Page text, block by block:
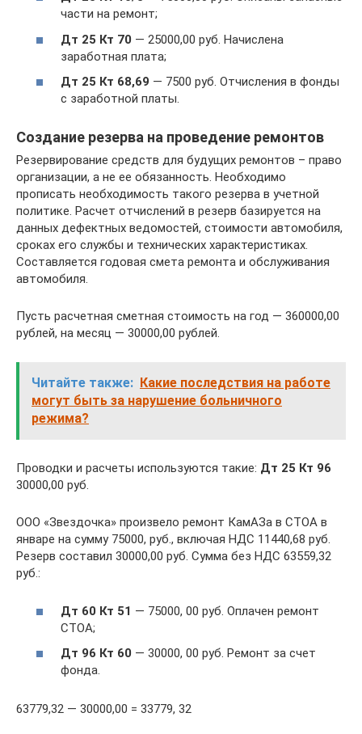
части на ремонт;
Дт 25 Кт 70 — 25000,00 руб. Начислена
заработная плата;
Дт 25 Кт 68,69 — 7500 руб. Отчисления в фонды
с заработной платы.
Создание резерва на проведение ремонтов
Резервирование средств для будущих ремонтов – право
организации, а не ее обязанность. Необходимо
прописать необходимость такого резерва в учетной
политике. Расчет отчислений в резерв базируется на
данных дефектных ведомостей, стоимости автомобиля,
сроках его службы и технических характеристиках.
Составляется годовая смета ремонта и обслуживания
автомобиля.
Пусть расчетная сметная стоимость на год — 360000,00
рублей, на месяц — 30000,00 рублей.
Читайте также: Какие последствия на работе
могут быть за нарушение больничного
режима?
Проводки и расчеты используются такие: Дт 25 Кт 96
30000,00 руб.
ООО «Звездочка» произвело ремонт КамАЗа в СТОА в
январе на сумму 75000, руб., включая НДС 11440,68 руб.
Резерв составил 30000,00 руб. Сумма без НДС 63559,32
руб.:
Дт 60 Кт 51 — 75000, 00 руб. Оплачен ремонт
СТОА;
Дт 96 Кт 60 — 30000, 00 руб. Ремонт за счет
фонда.
63779,32 — 30000,00 = 33779, 32